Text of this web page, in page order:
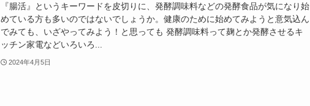
『腸活』というキーワードを皮切りに、発酵調味料などの発酵食品が気になり始
めている方も多いのではないでしょうか。健康のために始めてみようと意気込ん
でみても、いざやってみよう！と思っても 発酵調味料って麹とか発酵させるキ
ッチン家電などいろいろ...
2024年4月5日